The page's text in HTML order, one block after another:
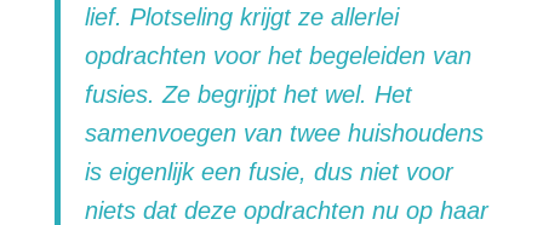
lief. Plotseling krijgt ze allerlei
opdrachten voor het begeleiden van
fusies. Ze begrijpt het wel. Het
samenvoegen van twee huishoudens
is eigenlijk een fusie, dus niet voor
niets dat deze opdrachten nu op haar